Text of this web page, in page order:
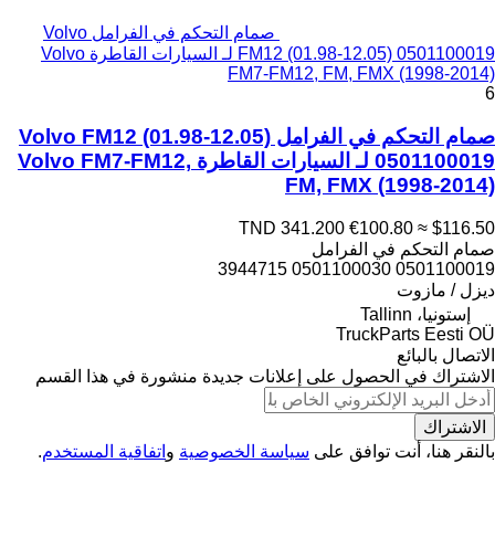
صمام التحكم في الفرامل Volvo
FM12 (01.98-12.05) 0501100019 لـ السيارات القاطرة Volvo
FM7-FM12, FM, FMX (1998-2014)
6
صمام التحكم في الفرامل Volvo FM12 (01.98-12.05)
0501100019 لـ السيارات القاطرة Volvo FM7-FM12,
FM, FMX (1998-2014)
TND 341.200 €100.80 ≈ $116.50
صمام التحكم في الفرامل
0501100019 0501100030 3944715
ديزل / مازوت
إستونيا، Tallinn
TruckParts Eesti OÜ
الاتصال بالبائع
الاشتراك في الحصول على إعلانات جديدة منشورة في هذا القسم
الاشتراك
بالنقر هنا، أنت توافق على سياسة الخصوصية و اتفاقية المستخدم.